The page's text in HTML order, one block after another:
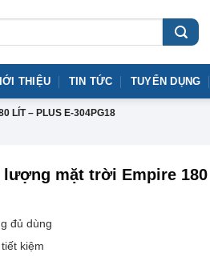
THIỆU TIN TỨC TUYỂN DỤNG
LÍT – PLUS E-304PG18
mặt trời Empire 180
đủ dùng
kiệm